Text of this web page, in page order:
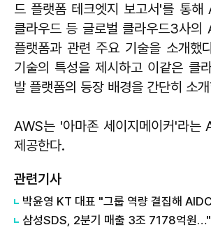
드 플랫폼 테크엣지 보고서'를 통
클라우드 등 글로벌 클라우드3사의
플랫폼과 관련 주요 기술을 소개했
기술의 특성을 제시하고 이같은 클
발 플랫폼의 등장 배경을 간단히 소
AWS는 '아마존 세이지메이커'라는
제공한다.
관련기사